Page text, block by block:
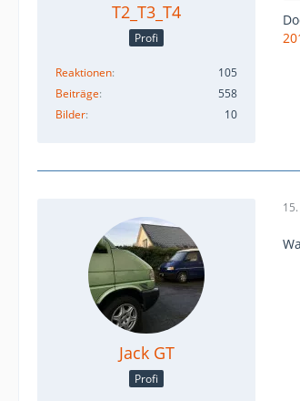
T2_T3_T4
Profi
Reaktionen
105
Beiträge
558
Bilder
10
Jack GT
Profi